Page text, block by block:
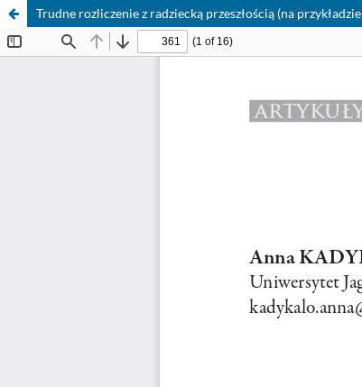
Trudne rozliczenie z radziecką przeszłością (na